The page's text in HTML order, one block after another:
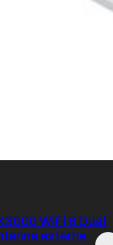
WiFi 6 Dual
esterne